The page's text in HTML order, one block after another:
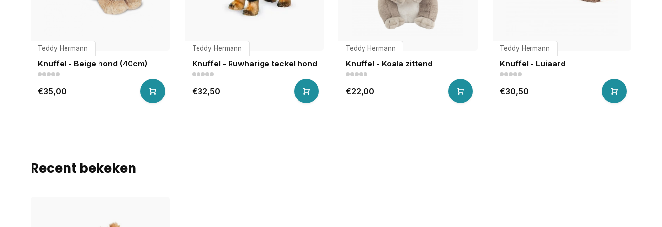
Teddy Hermann
Knuffel - Beige hond (40cm)
€35,00
Teddy Hermann
Knuffel - Ruwharige teckel hond
€32,50
Teddy Hermann
Knuffel - Koala zittend
€22,00
Teddy Hermann
Knuffel - Luiaard
€30,50
Recent bekeken